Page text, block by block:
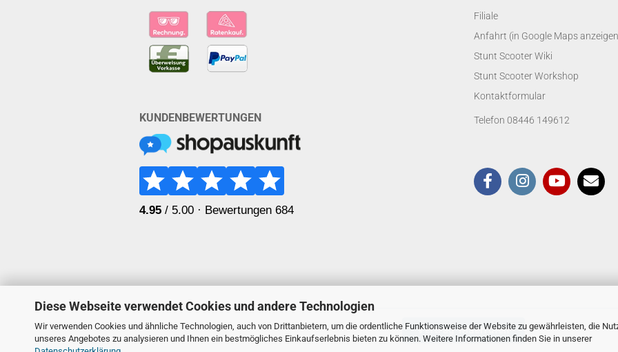
Diese Webseite verwendet Cookies und andere Technologien
Wir verwenden Cookies und ähnliche Technologien, auch von Drittanbietern, um die ordentliche Funktionsweise der Website zu gewährleisten, die
unseres Angebotes zu analysieren und Ihnen ein bestmögliches Einkaufserlebnis bieten zu können. Weitere Informationen finden Sie in unserer
KUNDENBEWERTUNGEN
Filiale
Anfahrt (in Google Maps
Stunt Scooter Wiki
Stunt Scooter Workshop
Kontaktformular
Telefon 08446 149612
Vertrag widerrufen